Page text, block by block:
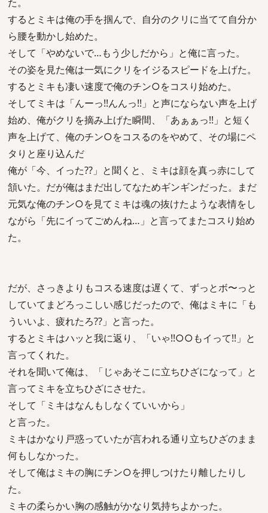
するとミキは俺の手を掴んで、自分のクリに当てて自分か
ら腰を動かし始めた。
そして「やめないで…もう少しだから」と俺に言った。
その姿を見た俺は一気にクリをイジるスピードを上げた。
するとミキも凄い速度で俺のチン○をコスり始めた。
そしてミキは「んーっ!!んんっ!!」と声にならない声を上げ
始め、俺がクリを摘み上げた瞬間、「あぁぁっ!!」と短く
声を上げて、俺のチン○をコスるのをやめて、その場にペ
タりと座り込んだ
俺が「今、イった??」と聞くと、ミキは顔を真っ赤にして
頷いた。だが俺はまだ出してなためギンギンだった。まだ
元気な俺のチン○を見てミキは魂の抜けたような表情をし
ながら「先にイってごめんね…」と言ってまたコスり始め
た。
だが、さっきよりもコスる速度は遅くて、ずっとボ〜っと
していてまどろっこしい感じだったので、俺はミキに「も
ういいよ、疲れたろ??」と言った。
するとミキはハッと我に返り、「いゃ!!○○もイって!!」と
言ってくれた。
それを聞いて俺は、「じゃあそこに立ちひざになって」と
言ってミキを立ちひざにさせた。
そして「ミキはなんもしなくていいから」
と言った。
ミキはかなり戸惑っていたが言われる通り立ちひざのまま
何もしなかった。
そして俺はミキの胸にチン○を押しつけたり離したりし
た。
ミキの柔らかい胸の感触がかなり気持ちよかった。